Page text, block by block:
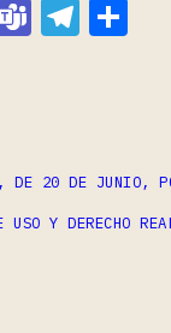
Teams
DE 20 DE JUNIO,
Y DERECHO